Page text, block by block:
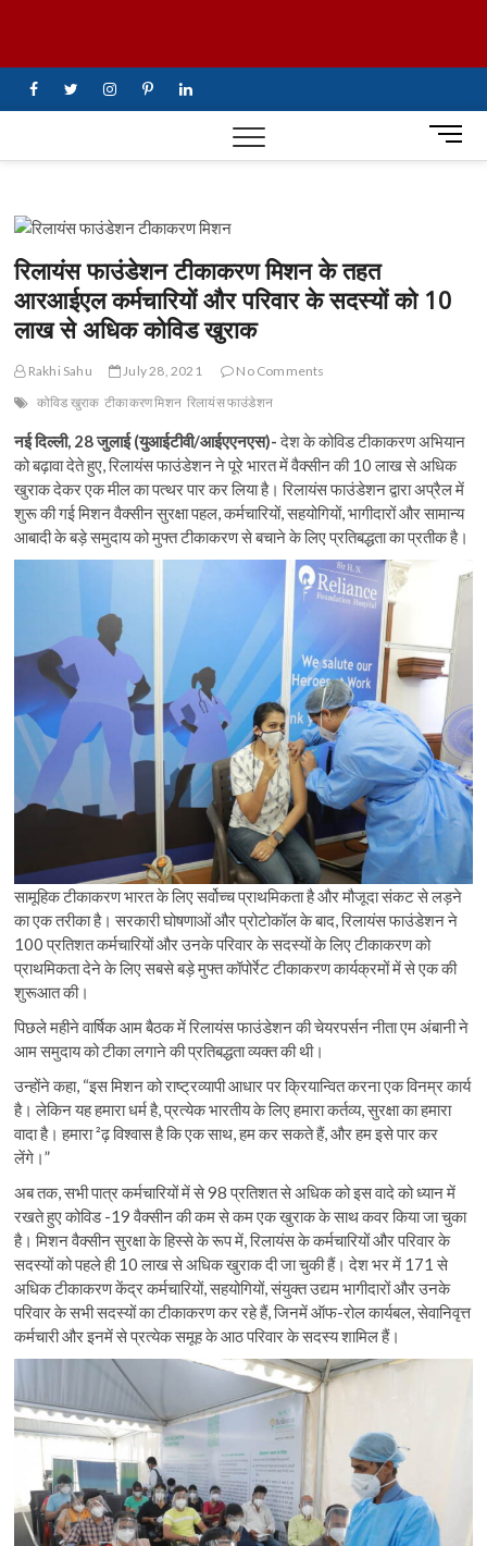
facebooktwitterinstagrampinterestlinkedin
M
e
t
रिलायंस फाउंडेशन टीकाकरण मिशन के तहत
आरआईएल कर्मचारियों और परिवार के सदस्यों को 10
लाख से अधिक कोविड खुराक
Rakhi Sahu July 28, 2021
No Comments
कोविड खुराक टीकाकरण मिशन रिलायंस फाउंडेशन
नई दिल्ली, 28 जुलाई (युआईटीवी/आईएएनएस)-देश के कोविड टीकाकरण अभियान
को बढ़ावा देते हुए, रिलायंस फाउंडेशन ने पूरे भारत में वैक्सीन की 10 लाख से अधिक
खुराक देकर एक मील का पत्थर पार कर लिया है। रिलायंस फाउंडेशन द्वारा अप्रैल में
शुरू की गई मिशन वैक्सीन सुरक्षा पहल, कर्मचारियों, सहयोगियों, भागीदारों और सामान्य
आबादी के बड़े समुदाय को मुफ्त टीकाकरण से बचाने के लिए प्रतिबद्धता का प्रतीक है।
सामूहिक टीकाकरण भारत के लिए सर्वोच्च प्राथमिकता है और मौजूदा संकट से लड़ने
का एक तरीका है। सरकारी घोषणाओं और प्रोटोकॉल के बाद, रिलायंस फाउंडेशन ने
100 प्रतिशत कर्मचारियों और उनके परिवार के सदस्यों के लिए टीकाकरण को
प्राथमिकता देने के लिए सबसे बड़े मुफ्त कॉपोर्रेट टीकाकरण कार्यक्रमों में से एक की
शुरूआत की।
पिछले महीने वार्षिक आम बैठक में रिलायंस फाउंडेशन की चेयरपर्सन नीता एम अंबानी ने
आम समुदाय को टीका लगाने की प्रतिबद्धता व्यक्त की थी।
उन्होंने कहा, “इस मिशन को राष्ट्रव्यापी आधार पर क्रियान्वित करना एक विनम्र कार्य
है। लेकिन यह हमारा धर्म है, प्रत्येक भारतीय के लिए हमारा कर्तव्य, सुरक्षा का हमारा
वादा है। हमारा ²ढ़ विश्वास है कि एक साथ, हम कर सकते हैं, और हम इसे पार कर
लेंगे।”
अब तक, सभी पात्र कर्मचारियों में से 98 प्रतिशत से अधिक को इस वादे को ध्यान में
रखते हुए कोविड -19 वैक्सीन की कम से कम एक खुराक के साथ कवर किया जा चुका
है। मिशन वैक्सीन सुरक्षा के हिस्से के रूप में, रिलायंस के कर्मचारियों और परिवार के
सदस्यों को पहले ही 10 लाख से अधिक खुराक दी जा चुकी हैं। देश भर में 171 से
अधिक टीकाकरण केंद्र कर्मचारियों, सहयोगियों, संयुक्त उद्यम भागीदारों और उनके
परिवार के सभी सदस्यों का टीकाकरण कर रहे हैं, जिनमें ऑफ-रोल कार्यबल, सेवानिवृत्त
कर्मचारी और इनमें से प्रत्येक समूह के आठ परिवार के सदस्य शामिल हैं।